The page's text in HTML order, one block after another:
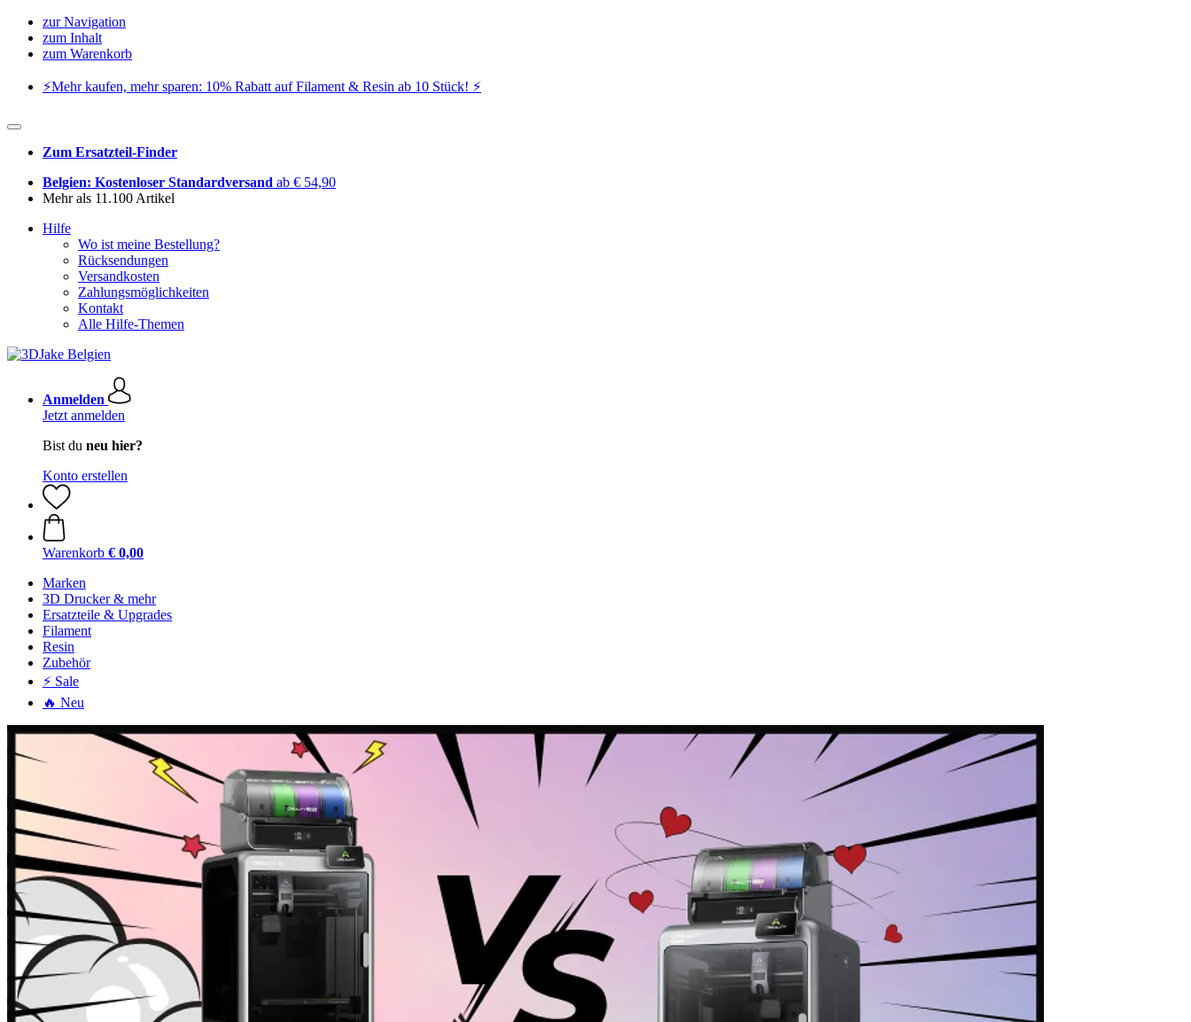
zur Navigation
zum Inhalt
zum Warenkorb
⚡️Mehr kaufen, mehr sparen: 10% Rabatt auf Filament & Resin ab 10 Stück! ⚡️
Zum Ersatzteil-Finder
Belgien: Kostenloser Standardversand ab € 54,90
Mehr als 11.100 Artikel
Hilfe
Wo ist meine Bestellung?
Rücksendungen
Versandkosten
Zahlungsmöglichkeiten
Kontakt
Alle Hilfe-Themen
Anmelden
Jetzt anmelden
Bist du neu hier?
Konto erstellen
Warenkorb € 0,00
Marken
3D Drucker & mehr
Ersatzteile & Upgrades
Filament
Resin
Zubehör
⚡ Sale
🔥 Neu